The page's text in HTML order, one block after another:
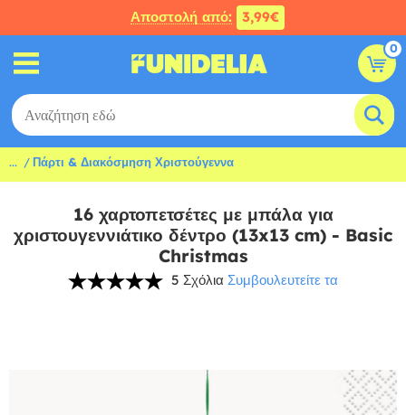
Αποστολή από: 3,99€
0
... Πάρτι & Διακόσμηση Χριστούγεννα
16 χαρτοπετσέτες με μπάλα για
χριστουγεννιάτικο δέντρο (13x13 cm) - Basic
Christmas
5 Σχόλια Συμβουλευτείτε τα